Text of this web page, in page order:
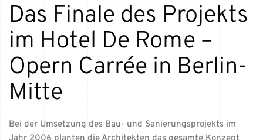
Das Finale des Projekts
im Hotel De Rome –
Opern Carrée in Berlin-
Mitte
Bei der Umsetzung des Bau- und Sanierungsprojekts im